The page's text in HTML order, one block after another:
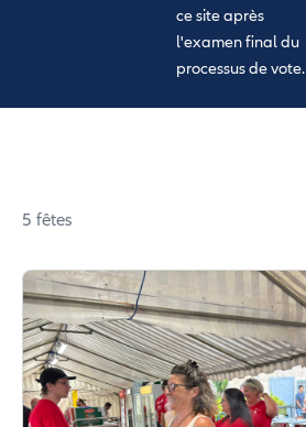
ce site après
l'examen final du
processus de vote.
5 fêtes